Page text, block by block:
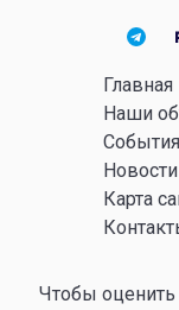
Главная
Наши
События
Новости
Карта
Чтобы оценить